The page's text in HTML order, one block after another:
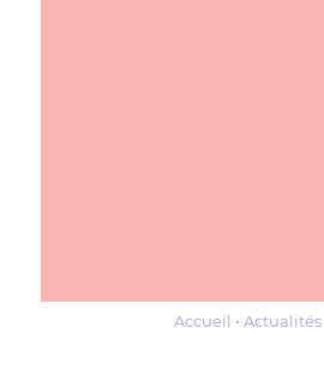
Accueil Actualités